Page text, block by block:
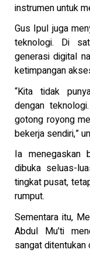
instrumen untuk
Gus Ipul juga
teknologi. Di
generasi digital
ketimpangan
“Kita tidak
dengan
gotong royong
bekerja sendiri,”
Ia menegaskan
dibuka seluas-
tingkat pusat,
rumput.
Sementara itu,
Abdul Mu’ti
sangat ditentukan